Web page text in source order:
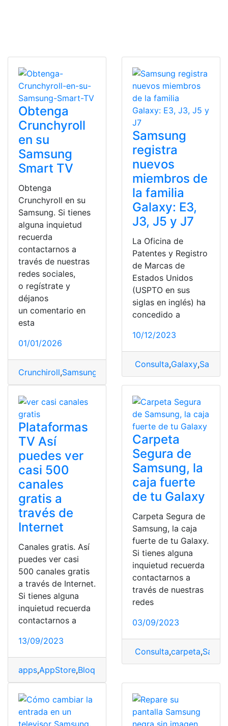
Obtenga
Crunchyroll
en su
Samsung
Smart TV
Obtenga
Crunchyroll en su
Samsung. Si tienes
alguna inquietud
recuerda
contactarnos a
través de nuestras
redes sociales,
o regístrate y
déjanos
un comentario en
esta
01/01/2026
Crunchiroll,Samsung
Samsung
registra
nuevos
miembros de
la familia
Galaxy: E3,
J3, J5 y J7
La Oficina de
Patentes y Registro
de Marcas de
Estados Unidos
(USPTO en sus
siglas en inglés) ha
concedido a
10/12/2023
Consulta,Galaxy,
Plataformas
TV Así
puedes ver
casi 500
canales
gratis a
través de
Internet
Canales gratis. Así
puedes ver casi
500 canales gratis
a través de Internet.
Si tienes alguna
inquietud recuerda
contactarnos a
13/09/2023
apps,AppStore,Bloqueo de canales
Carpeta
Segura de
Samsung, la
caja fuerte
de tu Galaxy
Carpeta Segura de
Samsung, la caja
fuerte de tu Galaxy.
Si tienes alguna
inquietud recuerda
contactarnos a
través de nuestras
redes
03/09/2023
Consulta,carpeta,